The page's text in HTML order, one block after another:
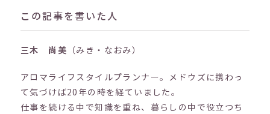
この記事を書いた人
三木 尚美 （みき・なおみ）
アロマライフスタイルプランナー。メドウズに携わっ
て気づけば20年の時を経ていました。
仕事を続ける中で知識を重ね、暮らしの中で役立つち